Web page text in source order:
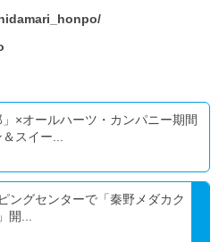
」×オールハーツ・カンパニー期間
スイー...
ングセンターで「秦野メダカク
開...